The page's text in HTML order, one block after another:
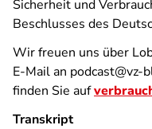
Sicherheit und
Beschlusses des
Wir freuen uns über
E-Mail an
finden Sie auf
Transkript